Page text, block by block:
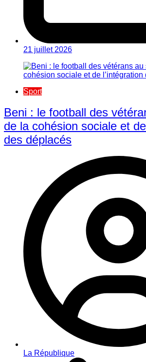
21 juillet 2026
Sport
Beni : le football des
de la cohésion sociale et
des déplacés​
La République